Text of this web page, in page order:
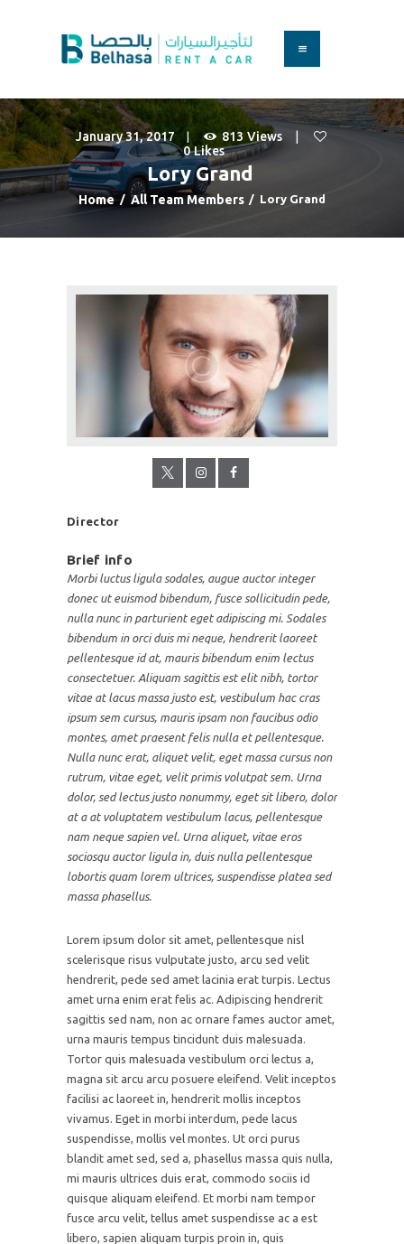
January 31, 2017 813 Views
0 Likes
Lory Grand
Home All Team Members Lory Grand
HOME
BOOK A CAR
SERVICES
FAQS
ABOUT US
CONTACT
Director
Brief info
Morbi luctus ligula sodales, augue auctor integer
donec ut euismod bibendum, fusce sollicitudin pede,
nulla nunc in parturient eget adipiscing mi. Sodales
bibendum in orci duis mi neque, hendrerit laoreet
pellentesque id at, mauris bibendum enim lectus
consectetuer. Aliquam sagittis est elit nibh, tortor
vitae at lacus massa justo est, vestibulum hac cras
ipsum sem cursus, mauris ipsam non faucibus odio
montes, amet praesent felis nulla et pellentesque.
Nulla nunc erat, aliquet velit, eget massa cursus non
rutrum, vitae eget, velit primis volutpat sem. Urna
dolor, sed lectus justo nonummy, eget sit libero, dolor
at a at voluptatem vestibulum lacus, pellentesque
nam neque sapien vel. Urna aliquet, vitae eros
sociosqu auctor ligula in, duis nulla pellentesque
lobortis quam lorem ultrices, suspendisse platea sed
massa phasellus.
Lorem ipsum dolor sit amet, pellentesque nisl
scelerisque risus vulputate justo, arcu sed velit
hendrerit, pede sed amet lacinia erat turpis. Lectus
amet urna enim erat felis ac. Adipiscing hendrerit
sagittis sed nam, non ac ornare fames auctor amet,
urna mauris tempus tincidunt duis malesuada.
Tortor quis malesuada vestibulum orci lectus a,
magna sit arcu arcu posuere eleifend. Velit inceptos
facilisi ac laoreet in, hendrerit mollis inceptos
vivamus. Eget in morbi interdum, pede lacus
suspendisse, mollis vel montes. Ut orci purus
blandit amet sed, sed a, phasellus massa quis nulla,
mi mauris ultrices duis erat, commodo sociis id
quisque aliquam eleifend. Et morbi nam tempor
fusce arcu velit, tellus amet suspendisse ac a est
libero, sapien aliquam turpis proin in, quis